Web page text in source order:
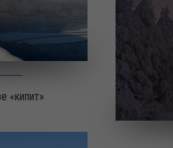
«кипит»